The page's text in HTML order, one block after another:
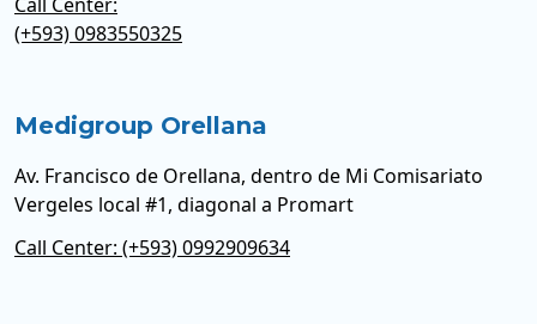
(+593) 0983550325
Medigroup Orellana
Av. Francisco de Orellana, dentro de Mi Comisariato
Vergeles local #1, diagonal a Promart
Call Center: (+593) 0992909634